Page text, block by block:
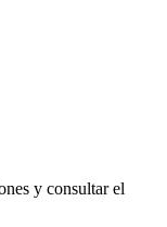
y consultar el